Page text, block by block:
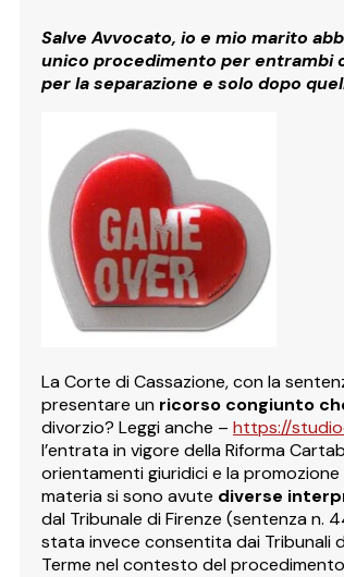
Salve Avvocato, io e mio marito
unico procedimento per entrambi
per la separazione e solo dopo
La Corte di Cassazione, con la
presentare un ricorso congiunto
divorzio? Leggi anche – https://
l’entrata in vigore della Riforma
orientamenti giuridici e la promozione
materia si sono avute diverse
dal Tribunale di Firenze (sentenza n.
stata invece consentita dai Tribunali
Terme nel contesto del